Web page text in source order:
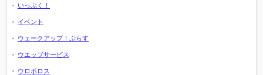
いっぷく！
イベント
ウェークアップ！ぷらす
ウエッブサービス
ウロボロス